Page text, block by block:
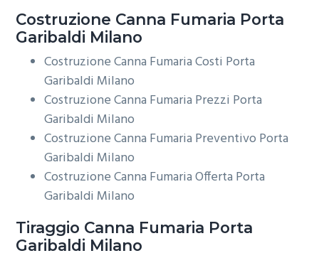
Costruzione Canna Fumaria Porta
Garibaldi Milano
Costruzione Canna Fumaria Costi Porta
Garibaldi Milano
Costruzione Canna Fumaria Prezzi Porta
Garibaldi Milano
Costruzione Canna Fumaria Preventivo Porta
Garibaldi Milano
Costruzione Canna Fumaria Offerta Porta
Garibaldi Milano
Tiraggio Canna Fumaria Porta
Garibaldi Milano